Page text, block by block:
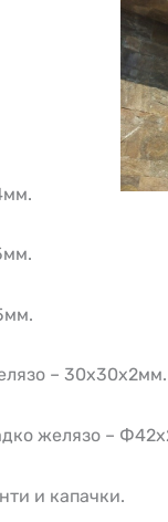
– 30х30х2мм.
желязо –
и капачки.